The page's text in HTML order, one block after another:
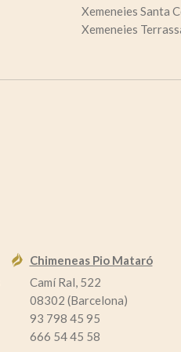
Xemeneies Santa
Xemeneies
Chimeneas Pio Mataró
Camí Ral, 522
08302 (Barcelona)
93 798 45 95
666 54 45 58